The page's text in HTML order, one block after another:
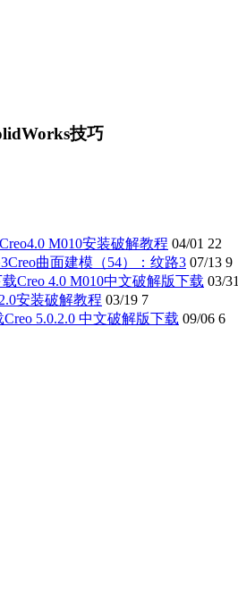
技巧
Creo4.0 M010安装破解教程 04/01 22
Creo曲面建模（54）：纹路3 07/13 9
Creo 4.0 M010中文破解版下载 03/31
安装破解教程 03/19 7
Creo 5.0.2.0 中文破解版下载 09/06 6